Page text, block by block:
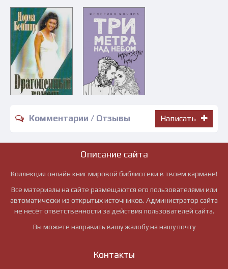
Комментарии / Отзывы Написать
Описание сайта
Коллекция онлайн книг мировой библиотеки в твоем кармане!
Все материалы на сайте размещаются его пользователями или
автоматически из открытых источников. Администратор сайта
не несёт ответственности за действия пользователей сайта.
Вы можете направить вашу жалобу на нашу почту
Контакты